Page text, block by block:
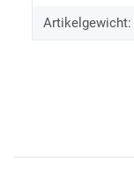
Artikelgewicht: